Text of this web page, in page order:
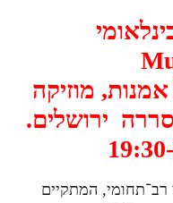
מוזיקה
ירושלים.
רב־תחומי, המתקיים